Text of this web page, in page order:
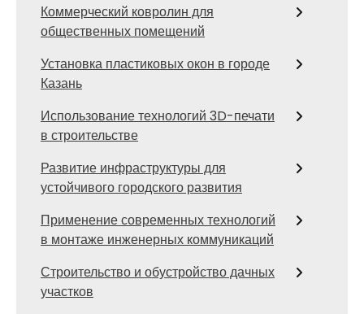
Коммерческий ковролин для
общественных помещений
Установка пластиковых окон в городе
Казань
Использование технологий 3D-печати
в строительстве
Развитие инфраструктуры для
устойчивого городского развития
Применение современных технологий
в монтаже инженерных коммуникаций
Строительство и обустройство дачных
участков